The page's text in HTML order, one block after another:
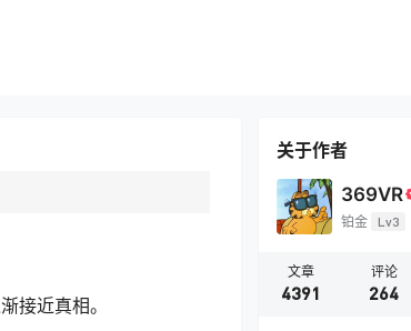
接近真相。
关于作者
369VR
铂金 Lv3
文章
4391
评论
264